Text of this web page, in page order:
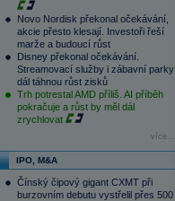
Novo Nordisk překonal očekávání,
akcie přesto klesají. Investoři řeší
marže a budoucí růst
Disney překonal očekávání.
Streamovací služby i zábavní parky
dál táhnou růst zisků
Trh potrestal AMD příliš. AI příběh
pokračuje a růst by měl dál
zrychlovat
více...
IPO, M&A
Čínský čipový gigant CXMT při
burzovním debutu vystřelil přes 500